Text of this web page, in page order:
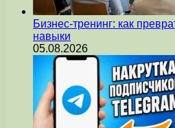
Бизнес-тренинг: как
навыки
05.08.2026